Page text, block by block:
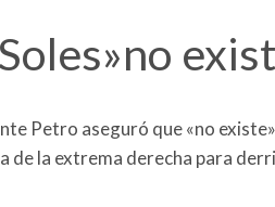
Petro aseguró que «no
de la extrema derecha para